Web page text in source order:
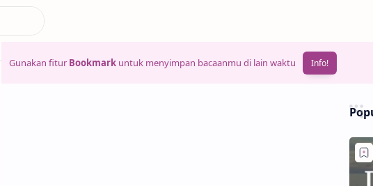
Gunakan fitur Bookmarkuntuk menyimpan bacaanmu di lain waktu Info!